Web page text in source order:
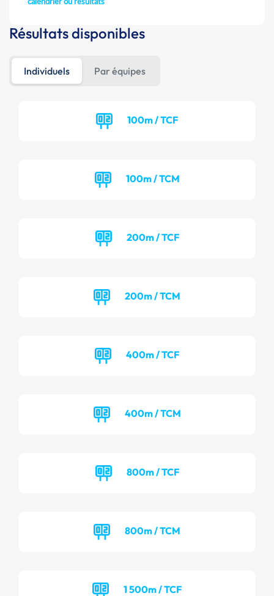
Résultats disponibles
Individuels Par équipes
100m / TCF
100m / TCM
200m / TCF
200m / TCM
400m / TCF
400m / TCM
800m / TCF
800m / TCM
1 500m / TCF